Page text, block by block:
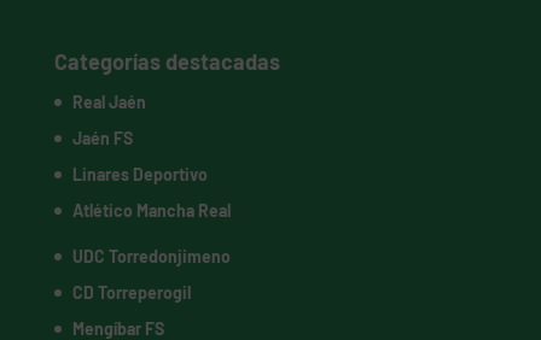
Categorías destacadas
Real Jaén
Jaén FS
Linares Deportivo
Atlético Mancha Real
UDC Torredonjimeno
CD Torreperogil
Mengíbar FS